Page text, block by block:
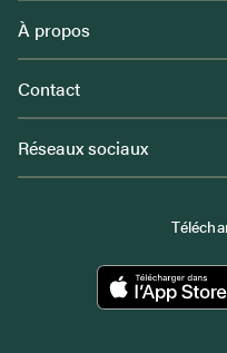
À propos
Contact
Réseaux sociaux